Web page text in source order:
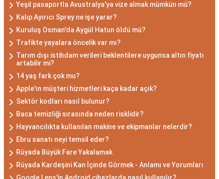
Yeşil pasaportla Avustralya'ya vize almak mümkün mü?
Kalıp Ayırıcı Sprey ne işe yarar?
Kuruluş Osman'da Aygül Hatun öldü mü?
Trafikte yayalara öncelik var mı?
Tarım dışı istihdam verileri beklentilere uygunsa altın fiyatı
artabilir mi?
14 yaş fark çok mu?
Apple'ın müşteri hizmetleri kaça kadar açık?
Sektör kodları nasıl bulunur?
Baca temizliği sırasında neden risklidir?
Hayvancılıkta kullanılan makine ve ekipmanlar nelerdir?
Ebru sanatı neyi temsil eder?
Rüyada Büyük Fare Yakalamak
Rüyada Kardeşini Kan İçinde Görmek - Anlamı ve Yorumları